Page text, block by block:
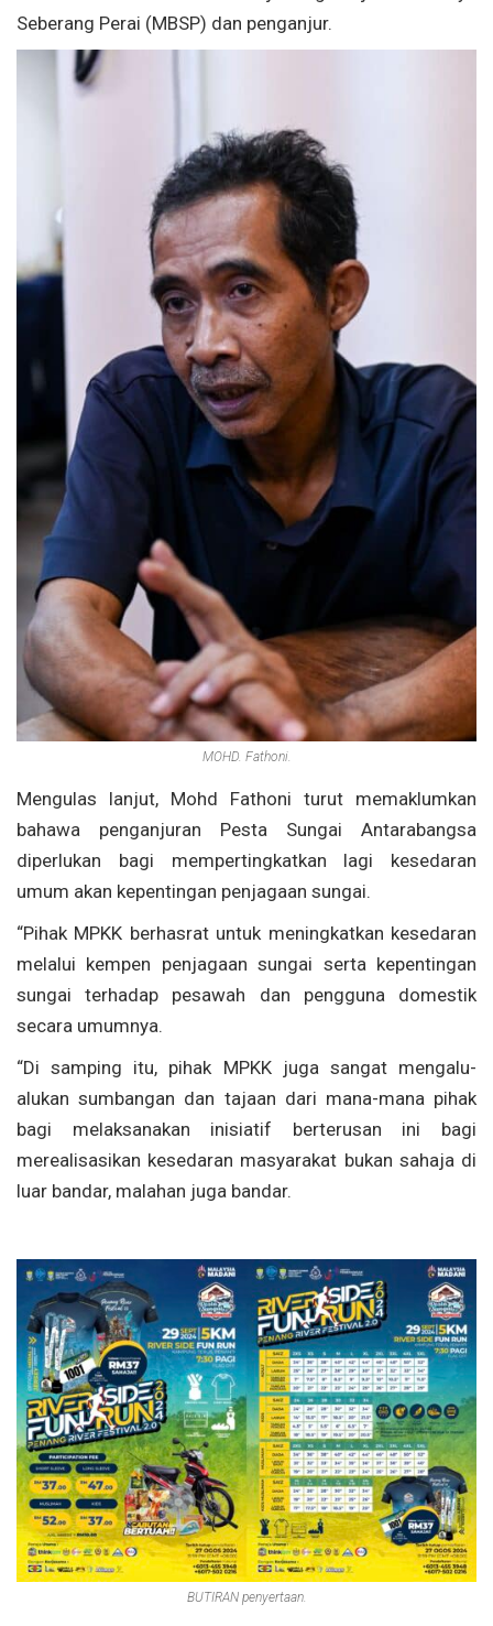
Seberang Perai (MBSP) dan penganjur.
MOHD. Fathoni.
Mengulas lanjut, Mohd Fathoni turut memaklumkan
bahawa
penganjuran Pesta Sungai Antarabangsa
diperlukan bagi mempertingkatkan lagi
kesedaran
umum akan kepentingan penjagaan sungai.
“Pihak MPKK berhasrat untuk meningkatkan kesedaran
melalui kempen penjagaan sungai serta kepentingan
sungaiterhadap pesawah dan pengguna
domestik
secara umumnya.
“Disamping itu, pihak MPKK juga sangat mengalu-
alukansumbangan dan tajaan dari mana-mana pihak
bagi melaksanakan inisiatif berterusan ini
bagi
merealisasikan kesedaran masyarakat bukan sahaja di
luar bandar, malahan juga bandar.
BUTIRAN penyertaan.